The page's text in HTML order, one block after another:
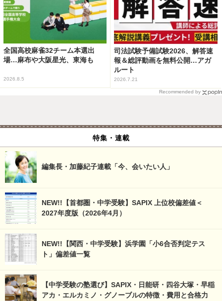
全国高校麻雀32チーム本選出
場…麻布や大阪星光、東海も
2026.8.5
司法試験予備試験2026、解答速
報＆総評動画を無料公開…アガ
ルート
2026.7.21
Recommended by
特集・連載
編集長・加藤紀子連載「今、会いたい人」
NEW!!【首都圏・中学受験】SAPIX 上位校偏差値＜
2027年度版（2026年4月）
NEW!!【関西・中学受験】浜学園「小6合否判定テス
ト」偏差値一覧
【中学受験の塾選び】SAPIX・日能研・四谷大塚・早稲
アカ・エルカミノ・グノーブルの特徴・費用と合格力